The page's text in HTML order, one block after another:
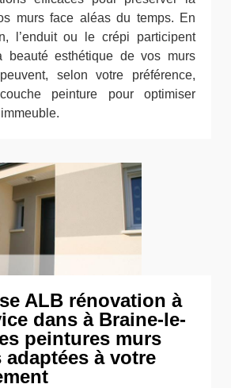
murs face aléas du temps. En
l’enduit ou le crépi participent
beauté esthétique de vos murs
selon votre préférence,
peinture pour optimiser
immeuble.
ALB rénovation à
dans à Braine-le-
peintures murs
adaptées à votre